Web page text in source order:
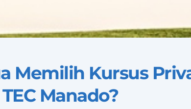
Memilih Kursus
TEC Manado?